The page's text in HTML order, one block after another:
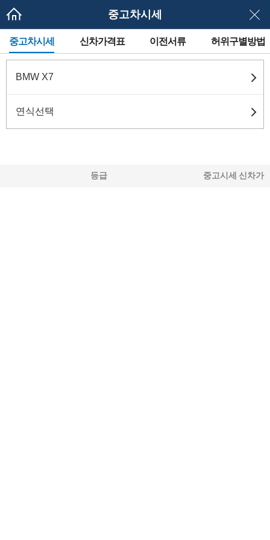
중고차시세
메
뉴
네
이
션
중고차시세 신차가격표 이전서류 허위구별방법
BMW X7
연식선택
등급 중고시세 신차가